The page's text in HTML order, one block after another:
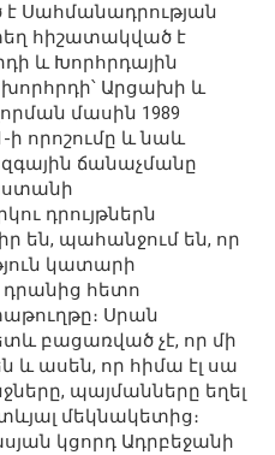
է Սահմանադրության
հիշատակված է
և Խորհրդային
Արցախի և
մասին 1989
որոշումը և նաև
ճանաչմանը
դրույթներն
են, պահանջում են, որ
կատարի
դրանից հետո
Սրան
բացառված չէ, որ մի
և ասեն, որ հիմա էլ սա
պայմանները եղել
մեկնակետից։
կցորդ Ադրբեջանի